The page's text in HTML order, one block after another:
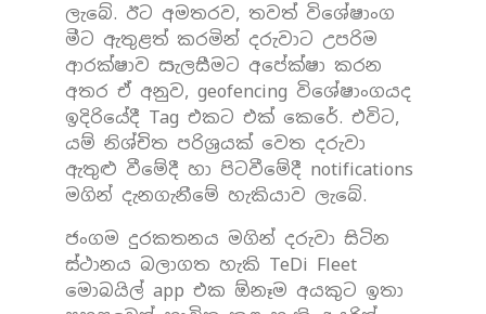
ලැබේ. ඊට අමතරව, තවත් විශේෂාංග
මීට ඇතුළත් කරමින් දරුවාට උපරිම
ආරක්ෂාව සැලසීමට අපේක්ෂා කරන
අතර ඒ අනුව, geofencing විශේෂාංගයද
ඉදිරියේදී Tag එකට එක් කෙරේ. එවිට,
යම් නිශ්චිත පරිශ්‍රයක් වෙත දරුවා
ඇතුළු වීමේදී හා පිටවීමේදී notifications
මගින් දැනගැනීමේ හැකියාව ලැබේ.
ජංගම දුරකතනය මගින් දරුවා සිටින
ස්ථානය බලාගත හැකි TeDi Fleet
මොබයිල් app එක ඕනෑම අයකුට ඉතා